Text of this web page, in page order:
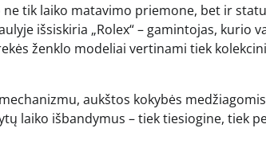
tik laiko matavimo priemone, bet ir
išsiskiria „Rolex“ – gamintojas, kurio
ženklo modeliai vertinami tiek
aukštos kokybės
laiko išbandymus – tiek tiesiogine, tiek